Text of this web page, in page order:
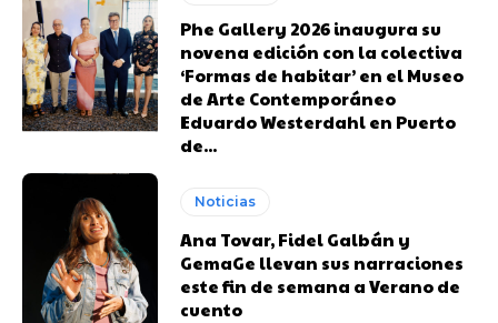
Phe Gallery 2026 inaugura su
novena edición con la colectiva
‘Formas de habitar’ en el Museo
de Arte Contemporáneo
Eduardo Westerdahl en Puerto
de...
Noticias
Ana Tovar, Fidel Galbán y
GemaGe llevan sus narraciones
este fin de semana a Verano de
cuento